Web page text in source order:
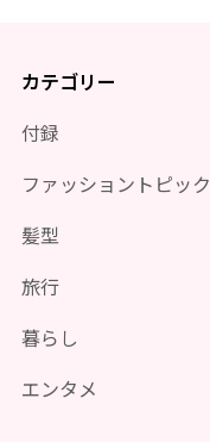
カテゴリー
付録
ファッショントピック
髪型
旅行
暮らし
エンタメ